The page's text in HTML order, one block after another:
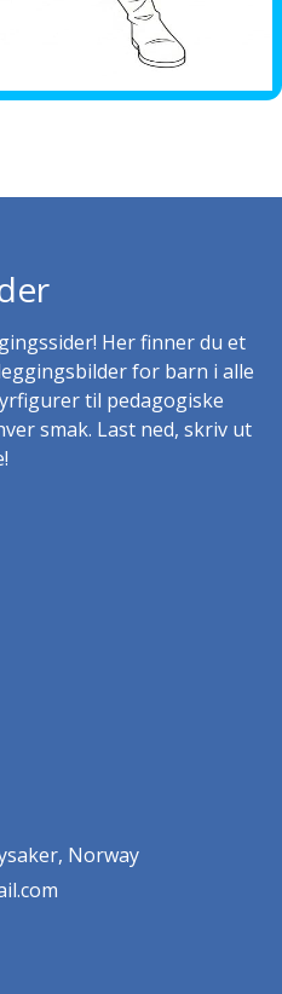
Her finner du et
for barn i alle
til pedagogiske
smak. Last ned, skriv ut
Norway